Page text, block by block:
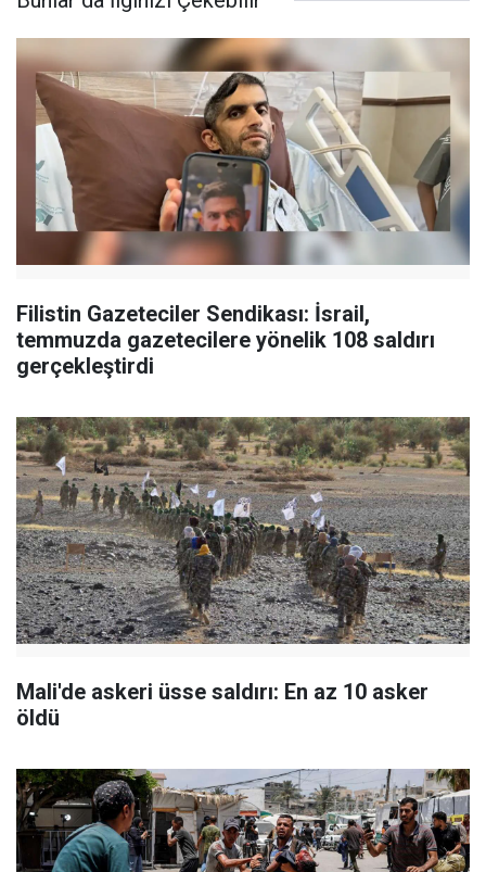
Filistin Gazeteciler Sendikası: İsrail,
temmuzda gazetecilere yönelik 108 saldırı
gerçekleştirdi
Mali'de askeri üsse saldırı: En az 10 asker
öldü